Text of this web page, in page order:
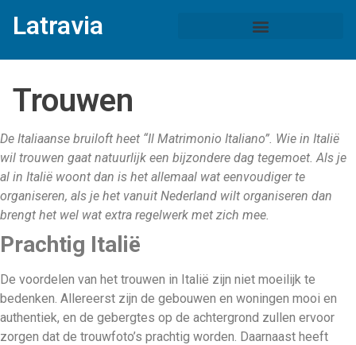
Latravia
Trouwen
De Italiaanse bruiloft heet “Il Matrimonio Italiano”. Wie in Italië
wil trouwen gaat natuurlijk een bijzondere dag tegemoet. Als je
al in Italië woont dan is het allemaal wat eenvoudiger te
organiseren, als je het vanuit Nederland wilt organiseren dan
brengt het wel wat extra regelwerk met zich mee.
Prachtig Italië
De voordelen van het trouwen in Italië zijn niet moeilijk te
bedenken. Allereerst zijn de gebouwen en woningen mooi en
authentiek, en de gebergtes op de achtergrond zullen ervoor
zorgen dat de trouwfoto’s prachtig worden. Daarnaast heeft